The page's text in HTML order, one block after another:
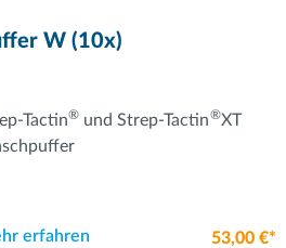
W (10x)
Tactin®und Strep-Tactin®XT
erfahren 53,00 €*